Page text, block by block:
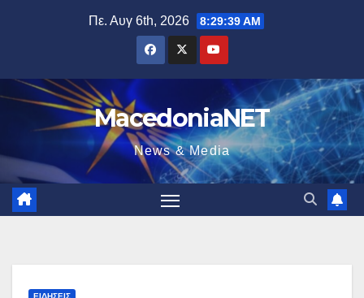
Πε. Αυγ 6th, 2026 8:29:40 AM
MacedoniaNET
News & Media